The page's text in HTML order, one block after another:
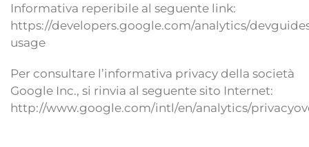
Informativa reperibile al seguente link:
https://developers.google.com/analytics/
usage
Per consultare l’informativa privacy della società
Google Inc., si rinvia al seguente sito Internet:
http://www.google.com/intl/en/analytics/